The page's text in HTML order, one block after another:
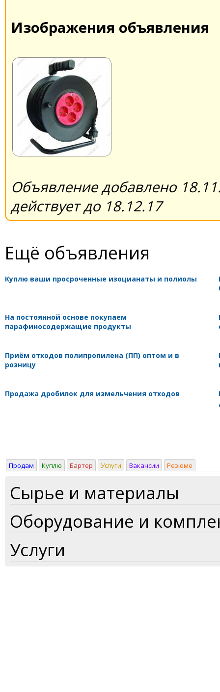
Изображения объявления
Объявление добавлено
действует до 18.12.17
Ещё объявления
Куплю ваши просроченные изоцианаты и полиолы
На постоянной основе покупаем
парафиносодержащие продукты
Приём отходов полипропилена (ПП) оптом и в
розницу
Продажа дробилок для измельчения отходов
Продам Куплю Бартер Услуги Вакансии Резюме
Сырье и материалы
Оборудование и
Услуги